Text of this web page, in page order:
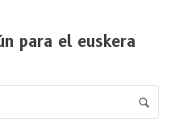
para el euskera